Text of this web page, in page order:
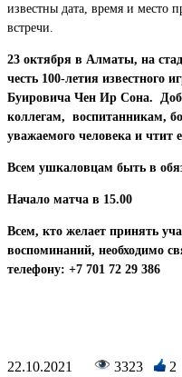
известны дата, время и место
встречи.
23 октября в Алматы, на
честь 100-летия известного
Буировича Чен Ир Сона.
коллегам, воспитанникам,
уважаемого человека и чтит
Всем ушкаловцам быть в
Начало матча в 15.00
Всем, кто желает принять
воспоминаний, необходимо
телефону: +7 701 72 29 386
22.10.2021 3323 2